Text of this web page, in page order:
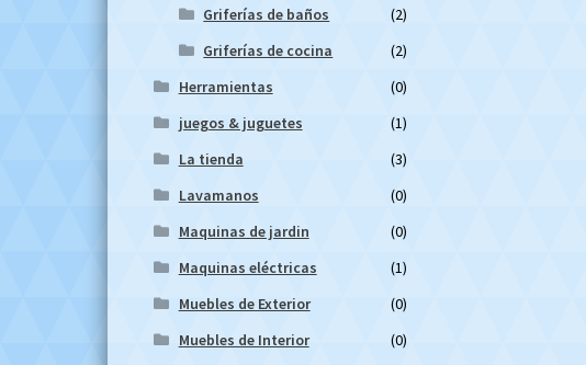
Griferías de baños
(2)
Griferías de cocina
(2)
Herramientas
(0)
juegos & juguetes
(1)
La tienda
(3)
Lavamanos
(0)
Maquinas de jardin
(0)
Maquinas eléctricas
(1)
Muebles de Exterior
(0)
Muebles de Interior
(0)